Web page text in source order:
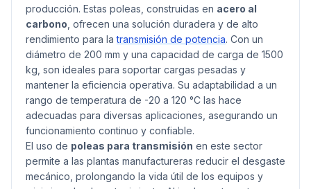
producción. Estas poleas, construidas en acero al
carbono , ofrecen una solución duradera y de alto
rendimiento para latransmisión de potencia. Con un
diámetro de 200 mm y una capacidad de carga de 1500
kg, son ideales para soportar cargas pesadas y
mantener la eficiencia operativa. Su adaptabilidad a un
rango de temperatura de -20 a 120 °C las hace
adecuadas para diversas aplicaciones, asegurando un
funcionamiento continuo y confiable.
El uso de poleas para transmisión en este sector
permite a las plantas manufactureras reducir el desgaste
mecánico, prolongando la vida útil de los equipos y